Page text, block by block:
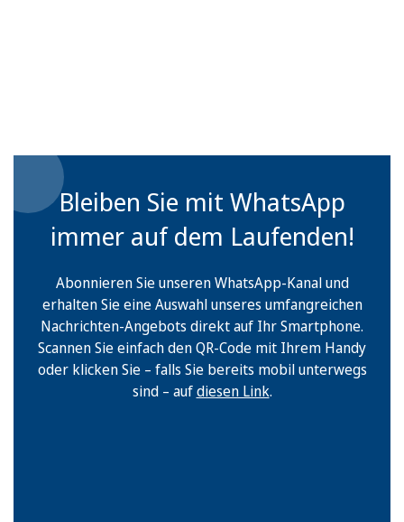
Bleiben Sie mit WhatsApp
immer auf dem Laufenden!
Abonnieren Sie unseren WhatsApp-Kanal und
erhalten Sie eine Auswahl unseres umfangreichen
Nachrichten-Angebots direkt auf Ihr Smartphone.
Scannen Sie einfach den QR-Code mit Ihrem Handy
oder klicken Sie – falls Sie bereits mobil unterwegs
sind – aufdiesen Link.